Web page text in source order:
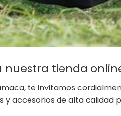
nuestra tienda
te invitamos
y accesorios de alta calidad